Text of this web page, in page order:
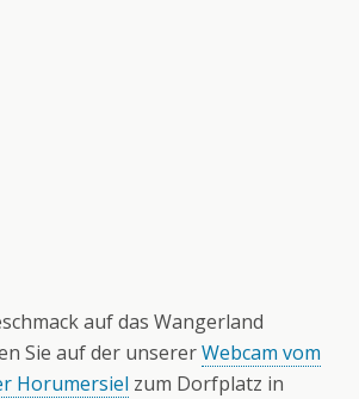
auf das Wangerland
Sie auf der unsererWebcam vom
Horumersiel zum Dorfplatz in